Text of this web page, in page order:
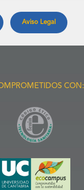
Aviso Legal
CON: